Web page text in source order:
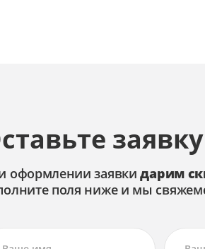
оформлении заявкидарим
поля ниже и мы